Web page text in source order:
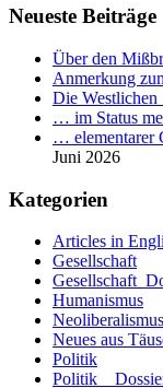
ihr
kanalisiertes
Ursachen
der
zwangsläufigen
Ausbildung
klassenbedingter
Herrschaft.
Neueste Beiträge
Über den
Anmerkung
Die Westlichen
… im Status
… elementarer
Juni 2026
Kategorien
Articles in
Gesellschaft
Humanismus
Neoliberalismus
Neues aus
Politik
Politik _